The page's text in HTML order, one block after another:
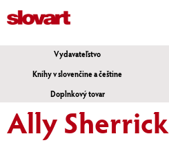
Vydavateľstvo
Knihy v slovenčine a češtine
Doplnkový tovar
Ally Sherrick